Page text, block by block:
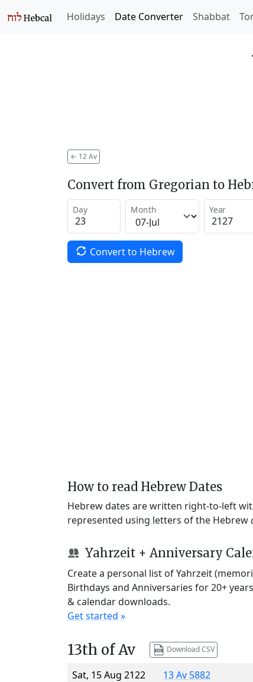
Holidays Date Converter Shabbat
← 12 Av
Convert from Gregorian to
Day Month Year
Convert to Hebrew
How to read Hebrew Dates
Hebrew dates are written right-to-left
represented using letters of the Hebrew
Yahrzeit + Anniversary
Create a personal list of Yahrzeit
Birthdays and Anniversaries for 20+
& calendar downloads.
Get started »
13th of Av Download CSV
Sat, 15 Aug 2122
13 Av 5882